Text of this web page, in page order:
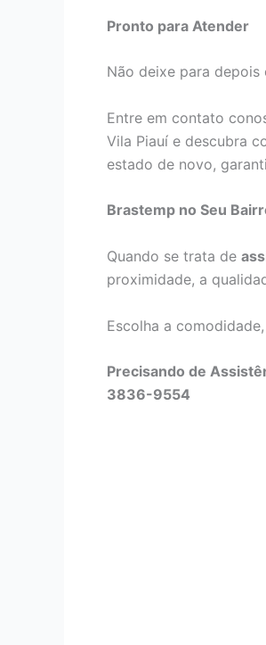
Pronto para Atender
Não deixe para
Entre em contato
Vila Piauí e descubra
estado de novo,
Brastemp no Seu
Quando se trata de
proximidade, a
Escolha a
Precisando de
3836-9554